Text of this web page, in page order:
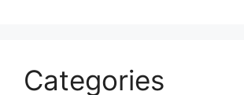
Categories